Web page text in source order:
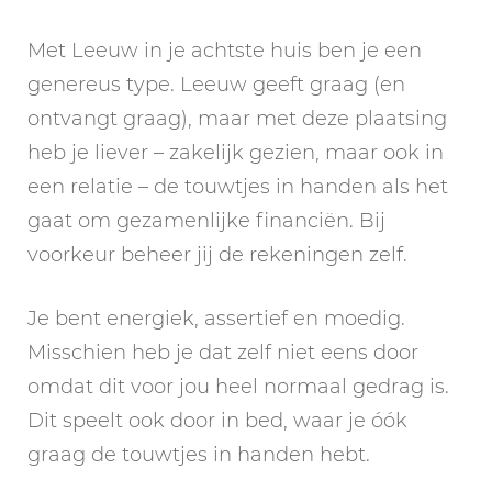
Met Leeuw in je achtste huis ben je een
genereus type. Leeuw geeft graag (en
ontvangt graag), maar met deze plaatsing
heb je liever – zakelijk gezien, maar ook in
een relatie – de touwtjes in handen als het
gaat om gezamenlijke financiën. Bij
voorkeur beheer jij de rekeningen zelf.
Je bent energiek, assertief en moedig.
Misschien heb je dat zelf niet eens door
omdat dit voor jou heel normaal gedrag is.
Dit speelt ook door in bed, waar je óók
graag de touwtjes in handen hebt.